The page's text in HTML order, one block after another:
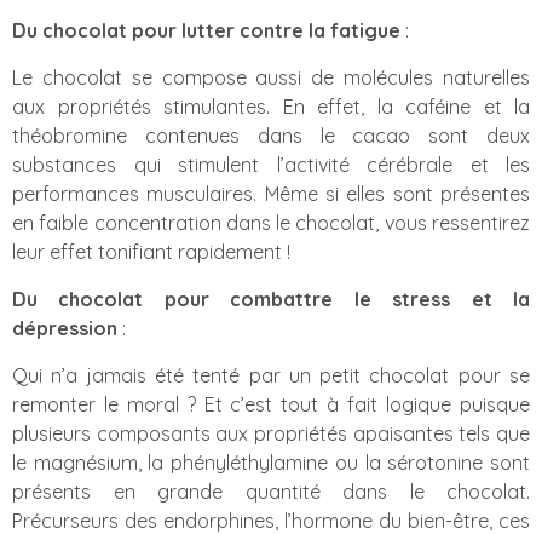
Du chocolat pour lutter contre la fatigue :
Le chocolat se compose aussi de molécules naturelles
aux propriétés stimulantes. En effet, la caféine et la
théobromine contenues dans le cacao sont deux
substances qui stimulent l’activité cérébrale et les
performances musculaires. Même si elles sont présentes
en faible concentration dans le chocolat, vous ressentirez
leur effet tonifiant rapidement !
Du chocolat pour combattre le stress et la
dépression :
Qui n’a jamais été tenté par un petit chocolat pour se
remonter le moral ? Et c’est tout à fait logique puisque
plusieurs composants aux propriétés apaisantes tels que
le magnésium, la phényléthylamine ou la sérotonine sont
présents en grande quantité dans le chocolat.
Précurseurs des endorphines, l’hormone du bien-être, ces